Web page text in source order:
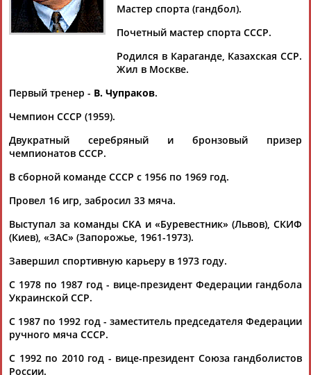
Тамилла
АБАСОВА
Рамазан
АБАЧАРАЕВ
Ростом
Флюра
АББАТЕ-
Татьяна
АББЯСОВА
Акжана
Артур
Мастер спорта (гандбол).
Почетный мастер спорта СССР.
Родился в Караганде, Казахская ССР.
Жил в Москве.
Первый тренер - В. Чупраков.
Чемпион СССР (1959).
Двукратный серебряный и бронзовый призер
чемпионатов СССР.
В сборной команде СССР с 1956 по 1969 год.
Провел 16 игр, забросил 33 мяча.
Выступал за команды СКА и «Буревестник» (Львов), СКИФ
(Киев), «ЗАС» (Запорожье, 1961-1973).
Завершил спортивную карьеру в 1973 году.
С 1978 по 1987 год - вице-президент Федерации гандбола
Украинской ССР.
С 1987 по 1992 год - заместитель председателя Федерации
ручного мяча СССР.
С 1992 по 2010 год - вице-президент Союза гандболистов
России.